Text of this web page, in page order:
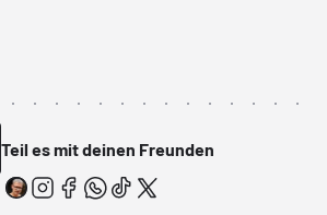
Teil es mit deinen Freunden